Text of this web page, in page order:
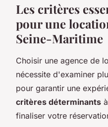
Les critères
pour une
Seine-Maritime
Choisir une agence de
nécessite d'examiner
pour garantir une
critères déterminants
finaliser votre